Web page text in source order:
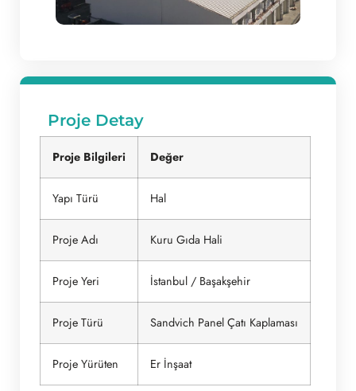
Proje Detay
Proje Bilgileri Değer
Yapı Türü Hal
Proje Adı Kuru Gıda Hali
Proje Yeri İstanbul / Başakşehir
Proje Türü Sandvich Panel Çatı Kaplaması
Proje Yürüten Er İnşaat